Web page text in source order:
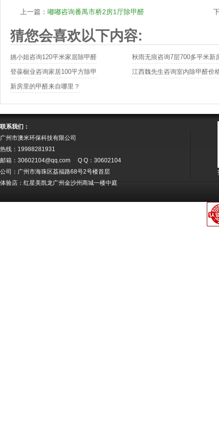
上一篇： 嘟嘟咨询番禺市桥2房1厅除甲醛
猜您会喜欢以下内容:
姚小姐咨询120平米家居除甲醛
秋雨无痕咨询7层700多平米新
登葆橱业咨询家居100平方除甲
江西魏先生咨询室内除甲醛价
新房里的甲醛来自哪里？
联系我们：
广州市澳米环保科技有限公司
热线：19988281931
邮箱：30602104@qq.com Q Q：30602104
公司：广州市海珠区荔福路68号2号楼首层
体验店：红星美凯龙广州金沙州商城一楼中庭